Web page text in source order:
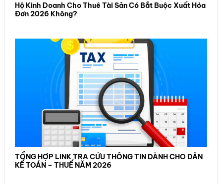
Hộ Kinh Doanh Cho Thuê Tài Sản Có Bắt Buộc Xuất Hóa
Đơn 2026 Không?
TỔNG HỢP LINK TRA CỨU THÔNG TIN DÀNH CHO DÂN
KẾ TOÁN – THUẾ NĂM 2026